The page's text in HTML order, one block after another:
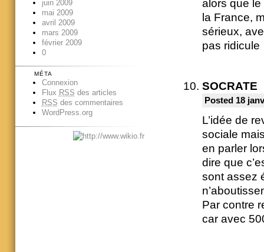
alors que
la France,
sérieux,
pas ridicule
SOCRATE
Posted 18
L’idée de
sociale
en parler
dire que
sont assez
Par contre
car avec
juin 2009
mai 2009
avril 2009
mars 2009
février 2009
0
MÉTA
Connexion
Flux RSS des articles
RSS des commentaires
WordPress.org